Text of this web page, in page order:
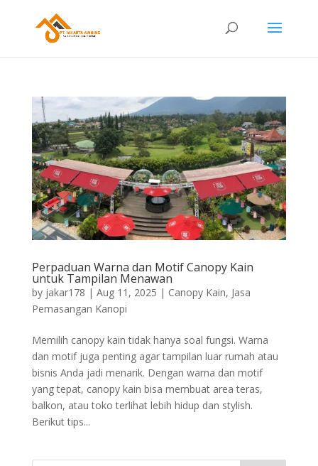
Perpaduan Warna dan Motif Canopy Kain
untuk Tampilan Menawan
by jakar178 | Aug 11, 2025 | Canopy Kain, Jasa
Pemasangan Kanopi
Memilih canopy kain tidak hanya soal fungsi. Warna
dan motif juga penting agar tampilan luar rumah atau
bisnis Anda jadi menarik. Dengan warna dan motif
yang tepat, canopy kain bisa membuat area teras,
balkon, atau toko terlihat lebih hidup dan stylish.
Berikut tips...